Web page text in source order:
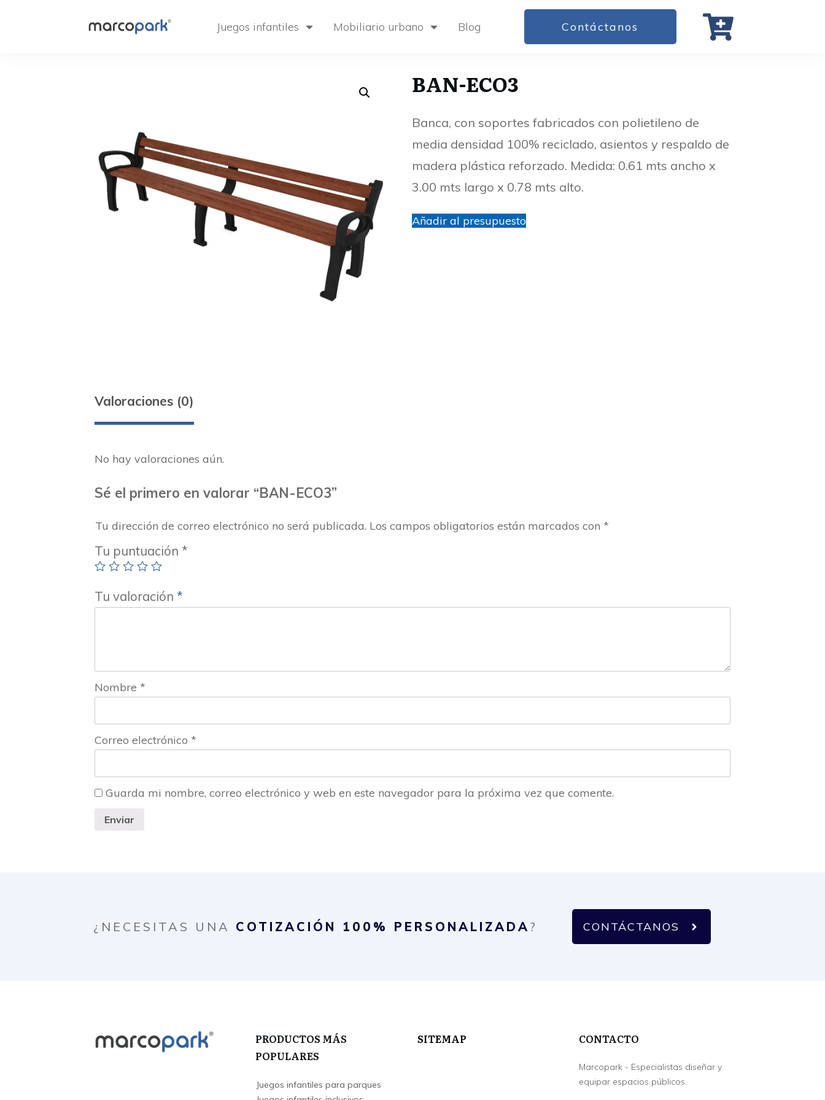
Juegos infantiles Mobiliario urbano Blog Contáctanos
BAN-ECO3
Banca, con soportes fabricados con polietileno de
media densidad 100% reciclado, asientos y respaldo de
madera plástica reforzado. Medida: 0.61 mts ancho x
3.00 mts largo x 0.78 mts alto.
Añadir al presupuesto
Valoraciones (0)
No hay valoraciones aún.
Sé el primero en valorar “BAN-ECO3”
Tu dirección de correo electrónico no será publicada. Los campos obligatorios están marcados con *
Tu puntuación *
Tu valoración *
Nombre *
Correo electrónico *
Guarda mi nombre, correo electrónico y web en este navegador para la próxima vez que comente.
Enviar
¿NECESITAS UNA COTIZACIÓN 100% PERSONALIZADA? CONTÁCTANOS
PRODUCTOS MÁS
POPULARES
Juegos infantiles para parques
SITEMAP CONTACTO
Marcopark - Especialistas diseñar y
equipar espacios públicos.